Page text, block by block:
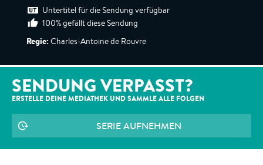
Untertitel für die Sendung verfügbar
100% gefällt diese Sendung
Regie: Charles-Antoine de Rouvre
SENDUNG VERPASST?
ERSTELLE DEINE MEDIATHEK UND SAMMLE ALLE FOLGEN
SERIE AUFNEHMEN